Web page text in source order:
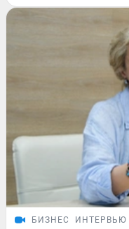
БИЗНЕС ИНТЕРВЬЮ